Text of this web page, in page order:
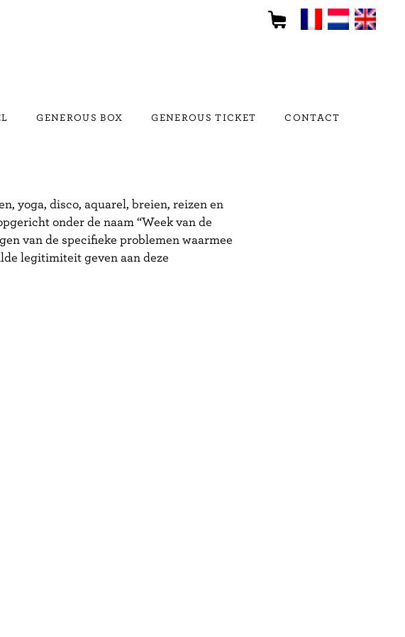
GENEROUS BOX GENEROUS TICKET CONTACT
yoga, disco, aquarel, breien, reizen en
onder de naam “Week van de
van de specifieke problemen waarmee
legitimiteit geven aan deze